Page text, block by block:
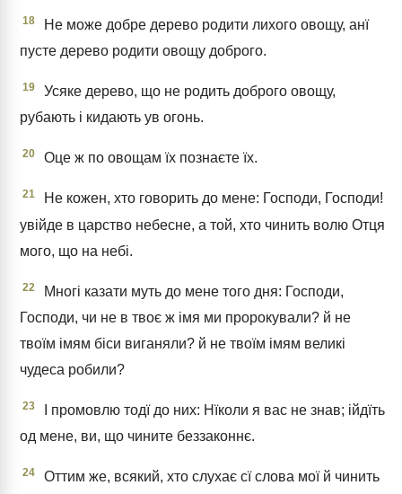
18
Не може добре дерево родити лихого овощу, анї
пусте дерево родити овощу доброго.
19
Усяке дерево, що не родить доброго овощу,
рубають і кидають ув огонь.
20 Оце ж по овощам їх познаєте їх.
21
Не кожен, хто говорить до мене: Господи, Господи!
увійде в царство небесне, а той, хто чинить волю Отця
мого, що на небі.
22
Многі казати муть до мене того дня: Господи,
Господи, чи не в твоє ж імя ми пророкували? й не
твоїм імям біси виганяли? й не твоїм імям великі
чудеса робили?
23
І промовлю тодї до них: Нїколи я вас не знав; ійдїть
од мене, ви, що чините беззаконнє.
24
Оттим же, всякий, хто слухає сї слова мої й чинить